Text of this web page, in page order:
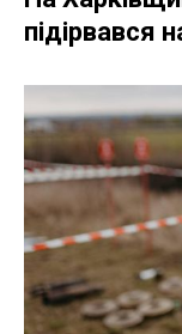
підірвався